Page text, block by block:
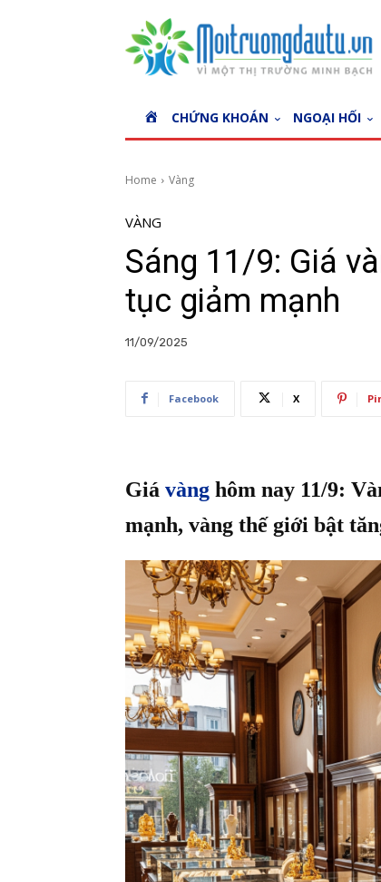
O
CHỨNG KHOÁN NGOẠI HỐI
Home Vàng
VÀNG
Sáng 11/9: Giá
tục giảm mạnh
11/09/2025
Facebook X
Giá vàng hôm nay 11/9:
mạnh, vàng thế giới bật